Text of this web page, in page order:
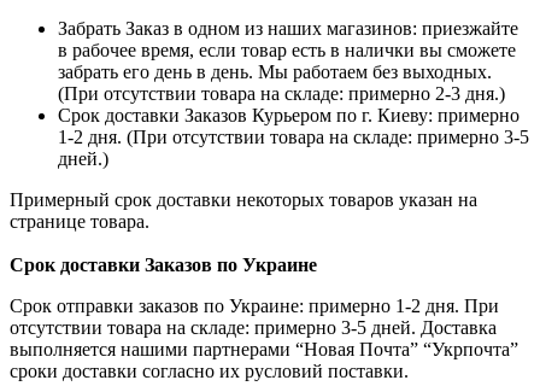
Забрать Заказ в одном из наших магазинов: приезжайте
в рабочее время, если товар есть в налички вы сможете
забрать его день в день. Мы работаем без выходных.
(При отсутствии товара на складе: примерно 2-3 дня.)
Срок доставки Заказов Курьером по г. Киеву: примерно
1-2 дня. (При отсутствии товара на складе: примерно 3-5
дней.)
Примерный срок доставки некоторых товаров указан на
странице товара.
Срок доставки Заказов по Украине
Срок отправки заказов по Украине: примерно 1-2 дня. При
отсутствии товара на складе: примерно 3-5 дней. Доставка
выполняется нашими партнерами “Новая Почта” “Укрпочта”
сроки доставки согласно их русловий поставки.